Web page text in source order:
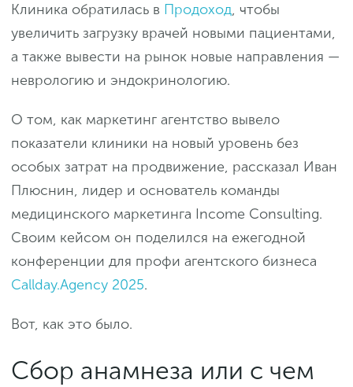
Клиника обратилась в Продоход, чтобы
увеличить загрузку врачей новыми пациентами,
а также вывести на рынок новые направления —
неврологию и эндокринологию.
О том, как маркетинг агентство вывело
показатели клиники на новый уровень без
особых затрат на продвижение, рассказал Иван
Плюснин, лидер и основатель команды
медицинского маркетинга Income Consulting.
Своим кейсом он поделился на ежегодной
конференции для профи агентского бизнеса
Callday.Agency 2025.
Вот, как это было.
Сбор анамнеза или с чем